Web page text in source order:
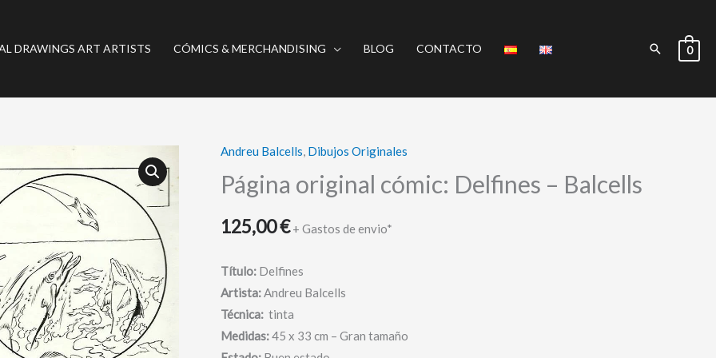
DRAWINGS ART ARTISTS CÓMICS & MERCHANDISING BLOG CONTACTO Buscar
0
Andreu Balcells, Dibujos Originales
Página original cómic: Delfines – Balcells
125,00€ + Gastos de envio*
Título: Delfines
Artista:Andreu Balcells
Técnica: tinta
Medidas:45 x 33 cm – Gran tamaño
Página
original
cómic:
Delfines
Balcells
cantidad